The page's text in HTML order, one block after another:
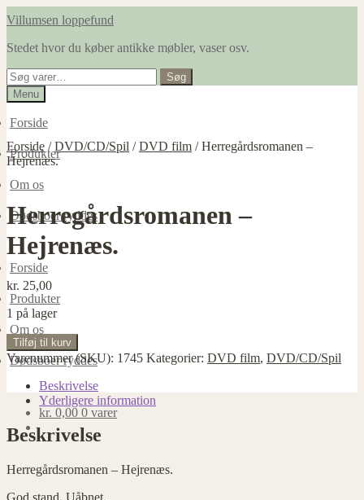
Spring
navigation
Spring
indhold
Villumsen loppefund
Stedet hvor du køber antikke møbler, vaser osv.
Søg
efter:
Søg
Menu
Forside
Produkter
Om os
Dødsboer ryddes
Forside
Produkter
Om os
Dødsboer ryddes
kr. 0,00 0 varer
Forside /DVD/CD/Spil /DVD film /Herregårdsromanen –
Hejrenæs.
Herregårdsromanen –
Hejrenæs.
kr. 25,00
1 på lager
Herregårdsromanen
-
Hejrenæs.
antal
Tilføj til kurv
Varenummer (SKU): 1745 Kategorier: DVD film, DVD/CD/Spil
Beskrivelse
Yderligere information
Beskrivelse
Herregårdsromanen – Hejrenæs.
God stand, Uåbnet.